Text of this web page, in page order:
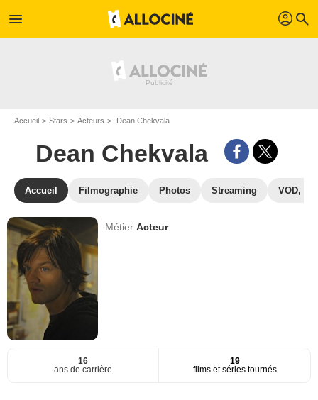
menu profil search
Accueil Stars Acteurs Dean Chekvala
Dean Chekvala
Accueil Filmographie Photos Streaming VOD,
MétierActeur
16
ans de carrière
19
films et séries tournés